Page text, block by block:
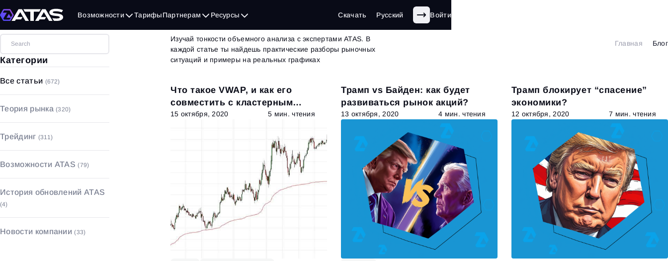
Возможности ТарифыПартнерам Ресурсы Скачать Русский Войти
Главная Блог
Блог| страница 26 из 62
Изучай тонкости объемного анализа с экспертами ATAS. В
каждой статье ты найдешь практические разборы рыночных
ситуаций и примеры на реальных графиках
Категории
Все статьи (672)
Теория рынка(320)
Фундаментальный анализ
Основы рынка(164)
Трейдинг (311)
Управление капиталом с
рисками
Возможности ATAS(79)
Индикаторы(52)
Биржевой стакан(4)
История обновлений ATAS
(4)
Новости компании(33)
Что такое VWAP, и как его
совместить с кластерным
анализом?
15 октября, 2020 5 мин. чтения
Трамп vs Байден: как будет
развиваться рынок акций?
13 октября, 2020 4 мин. чтения
Трамп блокирует “спасение”
экономики?
12 октября, 2020 7 мин. чтения